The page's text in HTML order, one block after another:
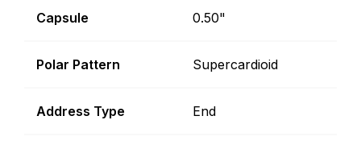
Capsule 0.50"
Polar Pattern Supercardioid
Address Type End